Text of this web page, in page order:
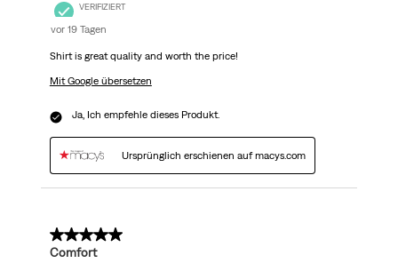
VERIFIZIERT
vor 19 Tagen
Shirt is great quality and worth the price!
Mit Google übersetzen
Ja, Ich empfehle dieses Produkt.
Ursprünglich erschienen auf macys.com
5 von 5 Sternen.
Comfort